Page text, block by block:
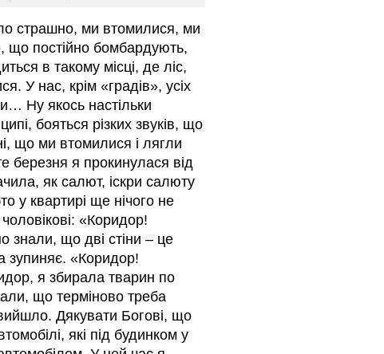
страшно, ми втомилися, ми
що постійно бомбардують,
в такому місці, де ліс,
У нас, крім «градів», усіх
Ну якось настільки
бояться різких звуків, що
що ми втомилися і лягли
березня я прокинулася від
як салют, іскри салюту
у квартирі ще нічого не
«Коридор!
знали, що дві стіни – це
зупиняє. «Коридор!
я збирала тварин по
що терміново треба
Дякувати Богові, що
які під будинком у